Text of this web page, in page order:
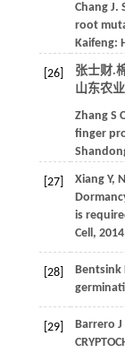
Chang J.
root
Kaifeng:
[26]
张士财.
山东农
Zhang S C
finger
[27] Xiang Y,
is
Cell, 2014
[28] Bentsink
[29] Barrero